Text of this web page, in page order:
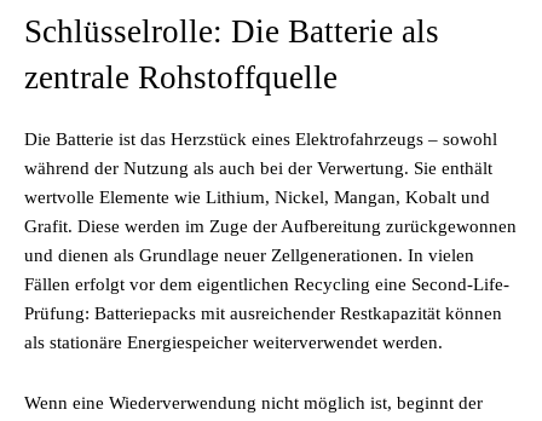
Schlüsselrolle: Die Batterie als
zentrale Rohstoffquelle
Die Batterie ist das Herzstück eines Elektrofahrzeugs – sowohl
während der Nutzung als auch bei der Verwertung. Sie enthält
wertvolle Elemente wie Lithium, Nickel, Mangan, Kobalt und
Grafit. Diese werden im Zuge der Aufbereitung zurückgewonnen
und dienen als Grundlage neuer Zellgenerationen. In vielen
Fällen erfolgt vor dem eigentlichen Recycling eine Second-Life-
Prüfung: Batteriepacks mit ausreichender Restkapazität können
als stationäre Energiespeicher weiterverwendet werden.
Wenn eine Wiederverwendung nicht möglich ist, beginnt der